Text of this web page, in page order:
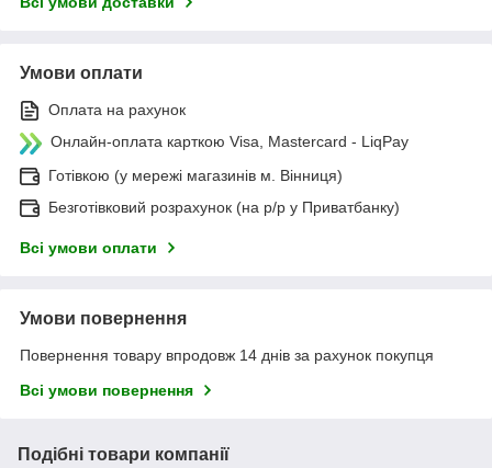
Умови оплати
Оплата на рахунок
Онлайн-оплата карткою Visa, Mastercard - LiqPay
Готівкою (у мережі магазинів м. Вінниця)
Безготівковий розрахунок (на р/р у Приватбанку)
Всі умови оплати
Умови повернення
Повернення товару впродовж 14 днів за рахунок покупця
Всі умови повернення
Подібні товари компанії